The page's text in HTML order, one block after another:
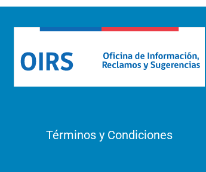
Términos y Condiciones